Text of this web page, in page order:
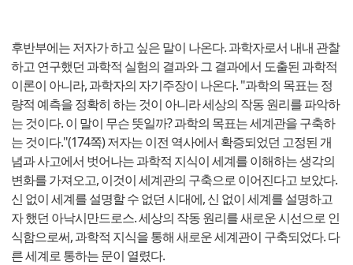
후반부에는 저자가 하고 싶은 말이 나온다. 과학자로서 내내 관찰
하고 연구했던 과학적 실험의 결과와 그 결과에서 도출된 과학적
이론이 아니라, 과학자의 자기주장이 나온다. "과학의 목표는 정
량적 예측을 정확히 하는 것이 아니라 세상의 작동 원리를 파악하
는 것이다. 이 말이 무슨 뜻일까? 과학의 목표는 세계관을 구축하
는 것이다."(174쪽) 저자는 이전 역사에서 확증되었던 고정된 개
념과 사고에서 벗어나는 과학적 지식이 세계를 이해하는 생각의
변화를 가져오고, 이것이 세계관의 구축으로 이어진다고 보았다.
신 없이 세계를 설명할 수 없던 시대에, 신 없이 세계를 설명하고
자 했던 아낙시만드로스. 세상의 작동 원리를 새로운 시선으로 인
식함으로써, 과학적 지식을 통해 새로운 세계관이 구축되었다. 다
른 세계로 통하는 문이 열렸다.